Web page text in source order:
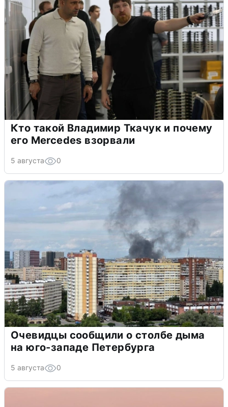
Кто такой Владимир Ткачук и почему
его Mercedes взорвали
5 августа 0
Очевидцы сообщили о столбе дыма
на юго-западе Петербурга
5 августа 0